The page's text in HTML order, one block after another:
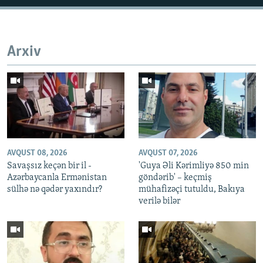
Arxiv
AVQUST 08, 2026
Savaşsız keçən bir il -
Azərbaycanla Ermənistan
sülhə nə qədər yaxındır?
AVQUST 07, 2026
'Guya Əli Kərimliyə 850 min
göndərib' – keçmiş
mühafizəçi tutuldu, Bakıya
verilə bilər